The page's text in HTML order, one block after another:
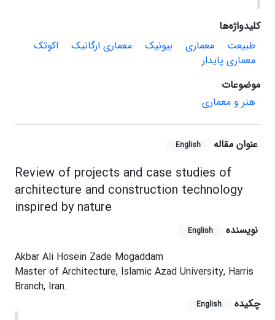
کلیدواژه‌ها
طبیعت
معماری بیونیک معماری ارگانیک
اکوتک
معماری پایدار
موضوعات
هنر و معماری
عنوان مقاله English
Review of projects and case studies of
architecture and construction technology
inspired by nature
نویسنده English
Akbar Ali Hosein Zade Mogaddam
Master of Architecture, Islamic Azad University, Harris
Branch, Iran.
چکیده
English